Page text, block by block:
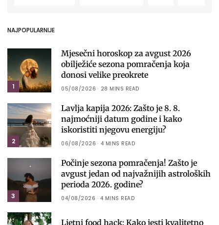
NAJPOPULARNIJE
1
Mjesečni horoskop za avgust 2026
obilježiće sezona pomračenja koja
donosi velike preokrete
05/08/2026 28 MINS READ
2
Lavlja kapija 2026: Zašto je 8. 8.
najmoćniji datum godine i kako
iskoristiti njegovu energiju?
06/08/2026 4 MINS READ
3
Počinje sezona pomračenja! Zašto je
avgust jedan od najvažnijih astroloških
perioda 2026. godine?
04/08/2026 4 MINS READ
Ljetni food hack: Kako jesti kvalitetno